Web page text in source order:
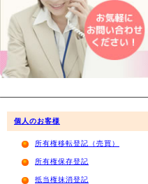
個人のお客様
所有権移転登記（売買）
所有権保存登記
抵当権抹消登記